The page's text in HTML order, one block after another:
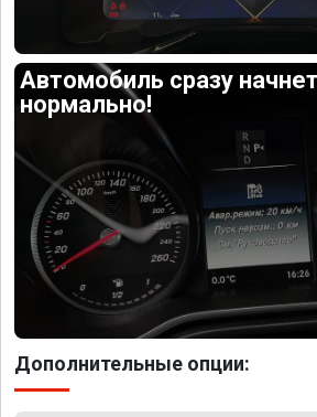
Автомобиль сразу
нормально!
Дополнительные опции: